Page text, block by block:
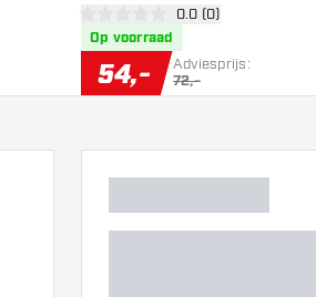
drawer open reviews drawer
0 score sterren0.0 (0)
Op voorraad
54,- Adviesprijs:
72,-